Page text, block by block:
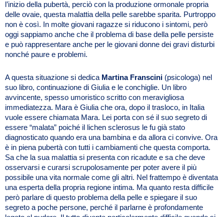
l’inizio della pubertà, perciò con la produzione ormonale propria
delle ovaie, questa malattia della pelle sarebbe sparita. Purtroppo
non è così. In molte giovani ragazze si riducono i sintomi, però
oggi sappiamo anche che il problema di base della pelle persiste
e può rappresentare anche per le giovani donne dei gravi disturbi
nonché paure e problemi.
A questa situazione si dedica Martina Franscini (psicologa) nel
suo libro, continuazione di Giulia e le conchiglie. Un libro
avvincente, spesso umoristico scritto con meravigliosa
immediatezza. Mara è Giulia che ora, dopo il trasloco, in Italia
vuole essere chiamata Mara. Lei porta con sé il suo segreto di
essere “malata” poiché il lichen sclerosus le fu già stato
diagnosticato quando era una bambina e da allora ci convive. Ora
è in piena pubertà con tutti i cambiamenti che questa comporta.
Sa che la sua malattia si presenta con ricadute e sa che deve
osservarsi e curarsi scrupolosamente per poter avere il più
possibile una vita normale come gli altri. Nel frattempo è diventata
una esperta della propria regione intima. Ma quanto resta difficile
però parlare di questo problema della pelle e spiegare il suo
segreto a poche persone, perché il parlarne è profondamente